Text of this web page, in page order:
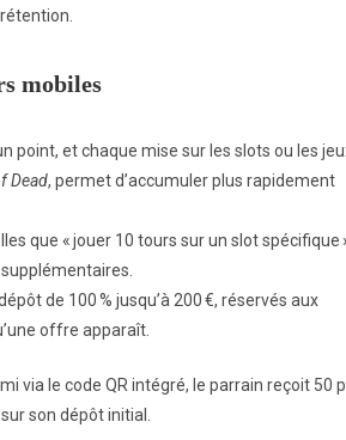
mobiles
point, et chaque mise sur les slots ou les
Dead, permet d’accumuler plus rapidement
que « jouer 10 tours sur un slot spécifique
de 100 % jusqu’à 200 €, réservés aux
offre apparaît.
via le code QR intégré, le parrain reçoit 50
son dépôt initial.